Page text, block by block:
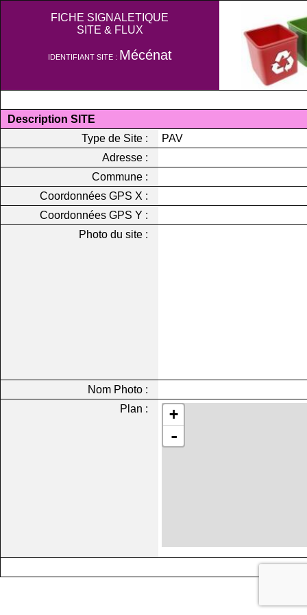
FICHE SIGNALETIQUE
SITE & FLUX
IDENTIFIANT SITE : Mécénat
Description SITE
Type de Site :
PAV
Adresse :
Commune :
Coordonnées GPS X :
Coordonnées GPS Y :
Photo du site :
Nom Photo :
Plan :
+
-